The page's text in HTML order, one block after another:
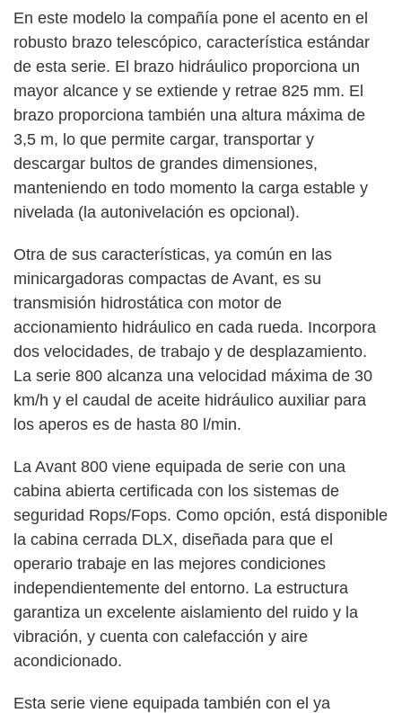
En este modelo la compañía pone el acento en el
robusto brazo telescópico, característica estándar
de esta serie. El brazo hidráulico proporciona un
mayor alcance y se extiende y retrae 825 mm. El
brazo proporciona también una altura máxima de
3,5 m, lo que permite cargar, transportar y
descargar bultos de grandes dimensiones,
manteniendo en todo momento la carga estable y
nivelada (la autonivelación es opcional).
Otra de sus características, ya común en las
minicargadoras compactas de Avant, es su
transmisión hidrostática con motor de
accionamiento hidráulico en cada rueda. Incorpora
dos velocidades, de trabajo y de desplazamiento.
La serie 800 alcanza una velocidad máxima de 30
km/h y el caudal de aceite hidráulico auxiliar para
los aperos es de hasta 80 l/min.
La Avant 800 viene equipada de serie con una
cabina abierta certificada con los sistemas de
seguridad Rops/Fops. Como opción, está disponible
la cabina cerrada DLX, diseñada para que el
operario trabaje en las mejores condiciones
independientemente del entorno. La estructura
garantiza un excelente aislamiento del ruido y la
vibración, y cuenta con calefacción y aire
acondicionado.
Esta serie viene equipada también con el ya